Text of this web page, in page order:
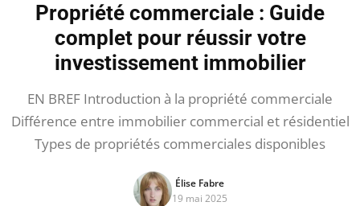
Propriété commerciale : Guide
complet pour réussir votre
investissement immobilier
EN BREF Introduction à la propriété commerciale
Différence entre immobilier commercial et résidentiel
Types de propriétés commerciales disponibles
Élise Fabre
19 mai 2025